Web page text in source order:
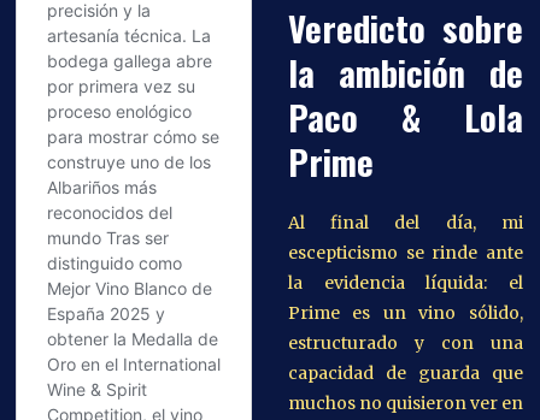
Veredicto sobre
la ambición de
Paco & Lola
Prime
Al final del día, mi
escepticismo se rinde ante
la evidencia líquida: el
Prime es un vino sólido,
estructurado y con una
capacidad de guarda que
muchos no quisieron ver en